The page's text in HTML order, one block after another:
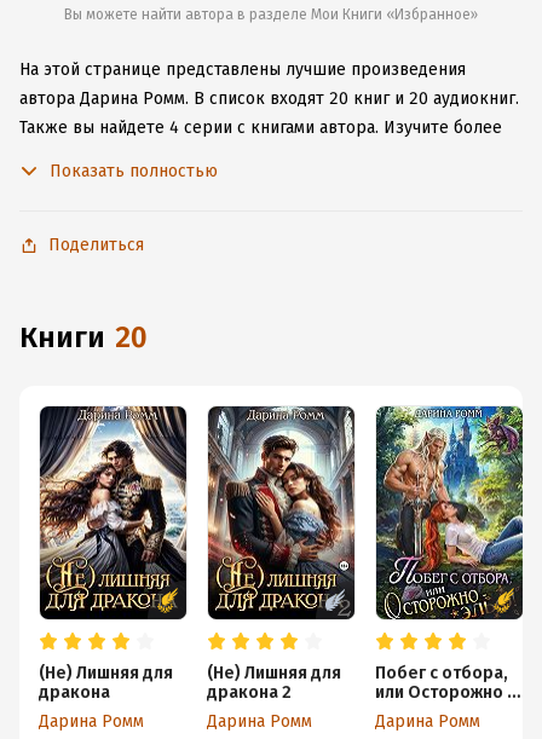
Вы можете найти автора в разделе Мои Книги «Избранное»
На этой странице представлены лучшие произведения
автора Дарина Ромм. В список входят 20 книг и 20 аудиокниг.
Также вы найдете 4 серии с книгами автора. Изучите более
чтобы не расставаться с любимыми произведениями даже
Показать полностью
Поделиться
книги 20
(Не) Лишняя для
дракона
Дарина Ромм
(Не) Лишняя для
дракона 2
Дарина Ромм
Побег с отбора,
или Осторожно –
эльф!
Дарина Ромм